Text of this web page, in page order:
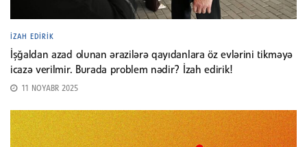
İZAH EDIRIK
İşğaldan azad olunan ərazilərə qayıdanlara öz evlərini tikməyə
icazə verilmir. Burada problem nədir? İzah edirik!
11 NOYABR 2025